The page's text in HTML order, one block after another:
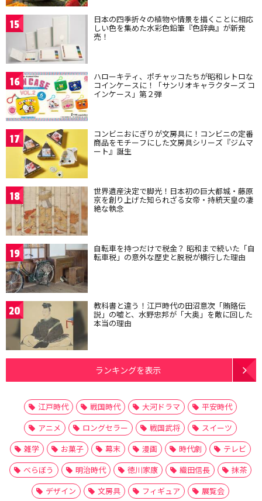
15 日本の四季折々の植物や情景を描くことに相応
しい色を集めた水彩色鉛筆『色辞典』が新発
売！
16 ハローキティ、ポチャッコたちが昭和レトロな
コインケースに！「サンリオキャラクターズ コ
インケース」第２弾
17 コンビニおにぎりが文房具に！コンビニの定番
商品をモチーフにした文房具シリーズ『ジムマ
ート』誕生
18 世界遺産決定で脚光！日本初の巨大都城・藤原
京を創り上げた知られざる女帝・持統天皇の凄
絶な執念
19 自転車を持つだけで税金？ 昭和まで続いた「自
転車税」の意外な歴史と脱税が横行した理由
20 教科書と違う！江戸時代の田沼意次「賄賂伝
説」の嘘と、水野忠邦が「大奥」を敵に回した
本当の理由
ランキングを表示
江戸時代 戦国時代 大河ドラマ
平安時代
アニメ
ロングセラー 戦国武将
スイーツ
雑学
お菓子 幕末 漫画 時代劇
テレビ
べらぼう
明治時代 徳川家康 織田信長
抹茶
デザイン
文房具 フィギュア
展覧会